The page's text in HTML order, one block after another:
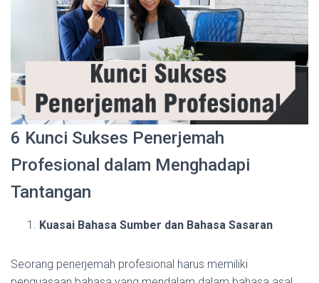
6 Kunci Sukses Penerjemah
Profesional dalam Menghadapi
Tantangan
Kuasai Bahasa Sumber dan Bahasa Sasaran
Seorang penerjemah profesional harus memiliki